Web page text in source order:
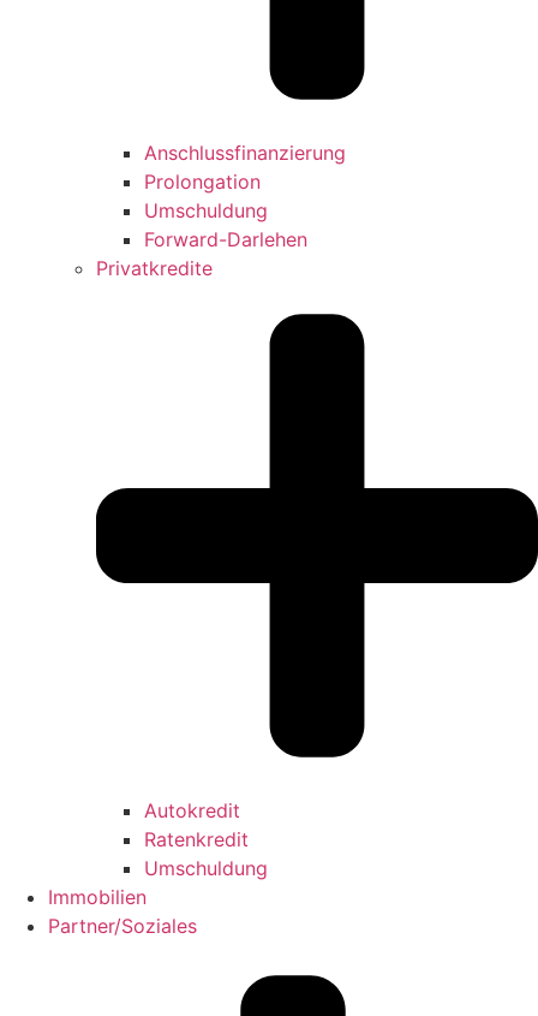
Anschlussfinanzierung
Prolongation
Umschuldung
Forward-Darlehen
Privatkredite
Autokredit
Ratenkredit
Umschuldung
Immobilien
Partner/Soziales